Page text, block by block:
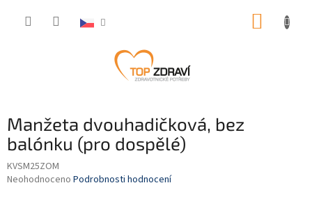
Manžeta dvouhadičková, bez
balónku (pro dospělé)
KVSM25ZOM
Průměrné
Neohodnoceno Podrobnosti hodnocení